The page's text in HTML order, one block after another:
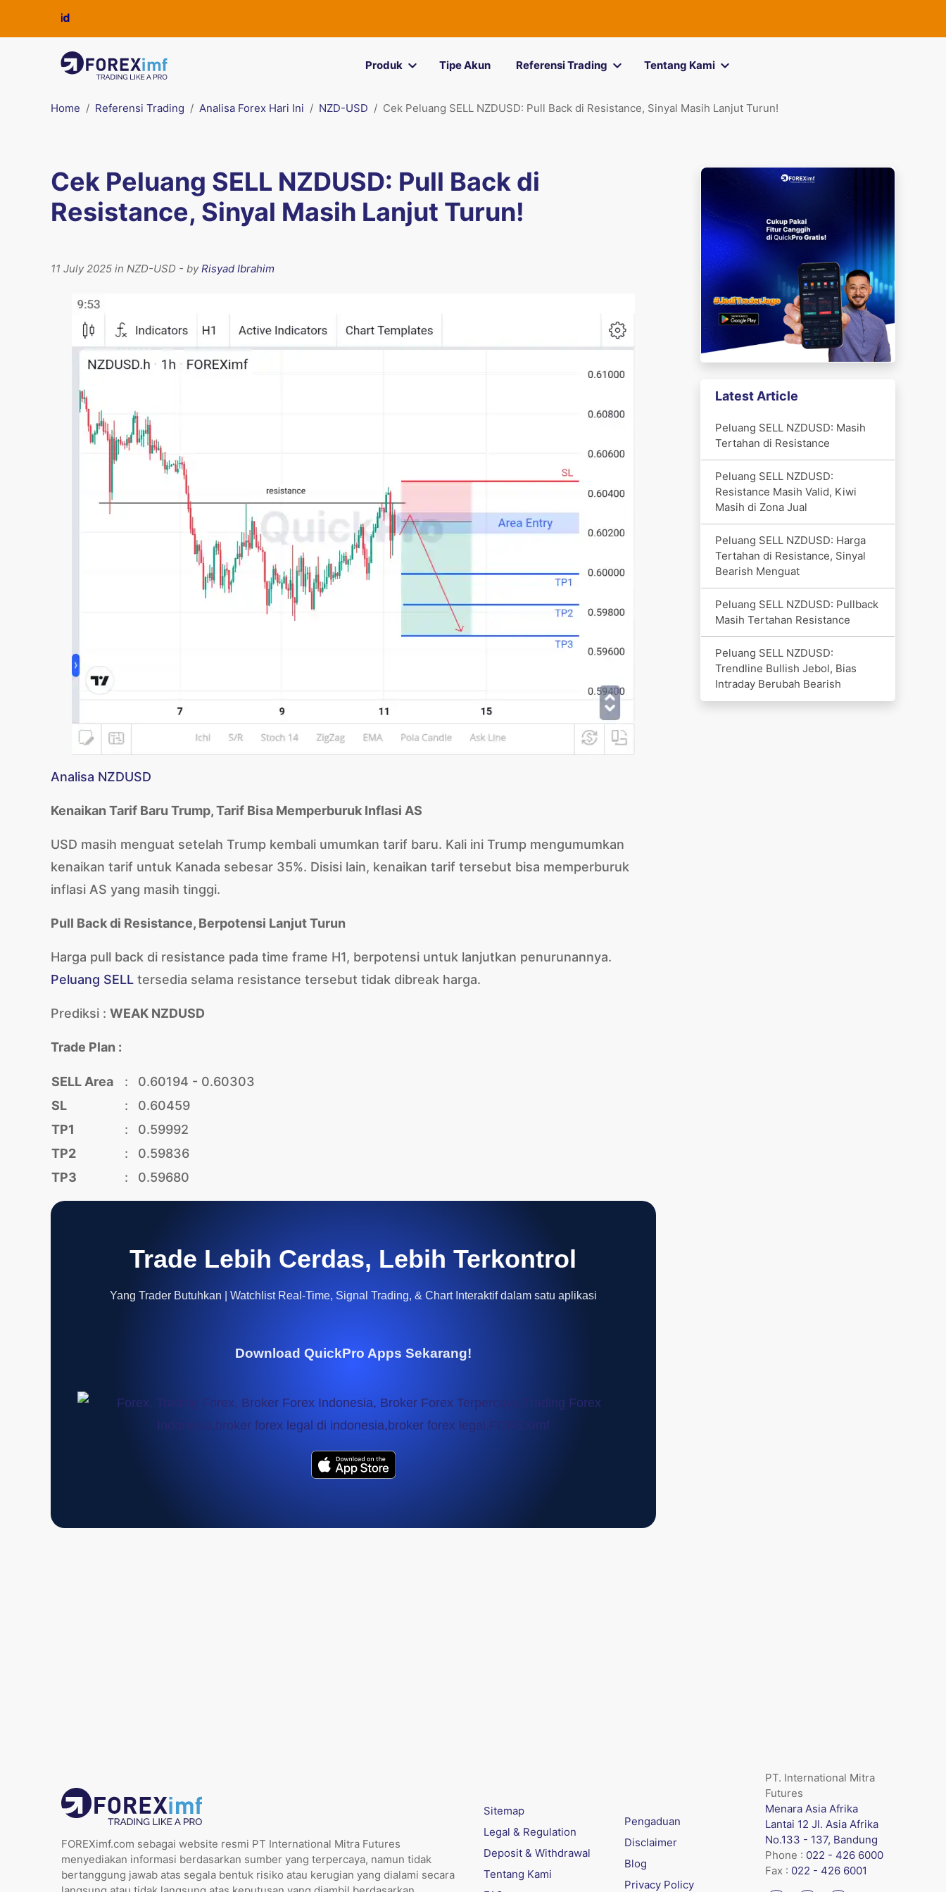
Produk Tipe Akun Referensi Trading Tentang Kami
Home Referensi Trading Analisa Forex Hari Ini NZD-USD Cek Peluang SELL NZDUSD: Pull Back di Resistance, Sinyal Masih Lanjut Turun!
Cek Peluang SELL NZDUSD: Pull Back di
Resistance, Sinyal Masih Lanjut Turun!
11 July 2025 in NZD-USD - byRisyad Ibrahim
Analisa NZDUSD
Kenaikan Tarif Baru Trump, Tarif Bisa Memperburuk Inflasi AS
USD masih menguat setelah Trump kembali umumkan tarif baru. Kali ini Trump mengumumkan
kenaikan tarif untuk Kanada sebesar 35%. Disisi lain, kenaikan tarif tersebut bisa memperburuk
inflasi AS yang masih tinggi.
Pull Back di Resistance, Berpotensi Lanjut Turun
Harga pull back di resistance pada time frame H1, berpotensi untuk lanjutkan penurunannya.
Peluang SELL tersedia selama resistance tersebut tidak dibreak harga.
Prediksi : WEAK NZDUSD
Trade Plan :
SELL Area :
0.60194 - 0.60303
SL
:
0.60459
TP1
:
0.59992
TP2
:
0.59836
TP3
: 0.59680
Trade Lebih Cerdas, Lebih Terkontrol
Yang Trader Butuhkan | Watchlist Real-Time, Signal Trading, & Chart Interaktif dalam satu aplikasi
Download QuickPro Apps Sekarang!
Latest Article
Peluang SELL NZDUSD: Masih
Tertahan di Resistance
Peluang SELL NZDUSD:
Resistance Masih Valid, Kiwi
Masih di Zona Jual
Peluang SELL NZDUSD: Harga
Tertahan di Resistance, Sinyal
Bearish Menguat
Peluang SELL NZDUSD: Pullback
Masih Tertahan Resistance
Peluang SELL NZDUSD:
Trendline Bullish Jebol, Bias
Intraday Berubah Bearish
FOREXimf.com sebagai website resmi PT International Mitra Futures
menyediakan informasi berdasarkan sumber yang terpercaya, namun tidak
bertanggung jawab atas segala bentuk risiko atau kerugian yang dialami secara
Sitemap
Legal & Regulation
Deposit & Withdrawal
Tentang Kami
Pengaduan
Disclaimer
Blog
Privacy Policy
PT. International Mitra
Futures
Menara Asia Afrika
Lantai 12 Jl. Asia Afrika
No.133 - 137, Bandung
Phone : 022 - 426 6000
Fax : 022 - 426 6001